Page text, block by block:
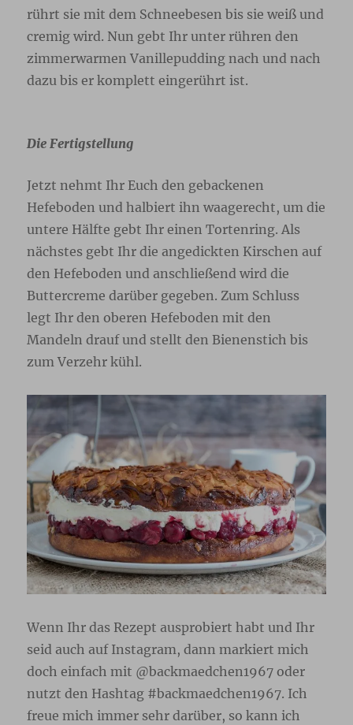
rührt sie mit dem Schneebesen bis sie weiß und
cremig wird. Nun gebt Ihr unter rühren den
zimmerwarmen Vanillepudding nach und nach
dazu bis er komplett eingerührt ist.
Die Fertigstellung
Jetzt nehmt Ihr Euch den gebackenen
Hefeboden und halbiert ihn waagerecht, um die
untere Hälfte gebt Ihr einen Tortenring. Als
nächstes gebt Ihr die angedickten Kirschen auf
den Hefeboden und anschließend wird die
Buttercreme darüber gegeben. Zum Schluss
legt Ihr den oberen Hefeboden mit den
Mandeln drauf und stellt den Bienenstich bis
zum Verzehr kühl.
Wenn Ihr das Rezept ausprobiert habt und Ihr
seid auch auf Instagram, dann markiert mich
doch einfach mit @backmaedchen1967 oder
nutzt den Hashtag #backmaedchen1967. Ich
freue mich immer sehr darüber, so kann ich